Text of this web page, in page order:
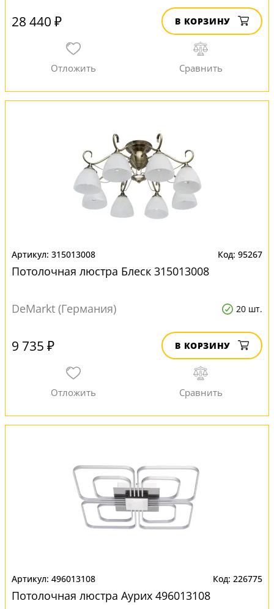
28 440 ₽ В КОРЗИНУ
315013008 95267
Потолочная люстра Блеск 315013008
DeMarkt (Германия) 20 шт.
9 735 ₽ В КОРЗИНУ
496013108 226775
Потолочная люстра Аурих 496013108